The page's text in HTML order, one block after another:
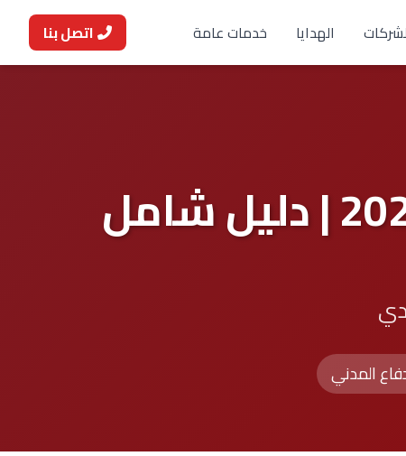
الهدايا خدمات عامة اتصل بنا
كيفية اختيار أنظمة مكافحة الحريق 2025 | دليل شامل
المدني